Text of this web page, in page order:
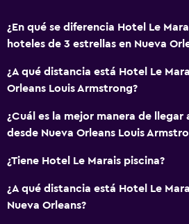
Servicios y facilidades
Cajero automático/banco
Servicio de despertador
Botella de agua
Caja fuerte
Recepción 24 horas
Para no fumadores
¿En qué se diferencia Hotel Le
hoteles de 3 estrellas en Nueva
¿A qué distancia está Hotel Le
Orleans Louis Armstrong?
¿Cuál es la mejor manera de llegar
desde Nueva Orleans Louis
¿Tiene Hotel Le Marais piscina?
¿A qué distancia está Hotel Le
Nueva Orleans?